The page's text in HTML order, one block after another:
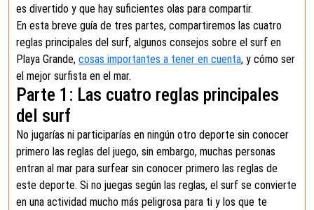
es divertido y que hay suficientes olas para compartir.
En esta breve guía de tres partes, compartiremos las cuatro
reglas principales del surf, algunos consejos sobre el surf en
Playa Grande, cosas importantes a tener en cuenta, y cómo ser
el mejor surfista en el mar.
Parte 1: Las cuatro reglas principales
del surf
No jugarías ni participarías en ningún otro deporte sin conocer
primero las reglas del juego, sin embargo, muchas personas
entran al mar para surfear sin conocer primero las reglas de
este deporte. Si no juegas según las reglas, el surf se convierte
en una actividad mucho más peligrosa para ti y los que te